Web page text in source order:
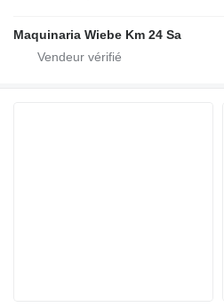
Maquinaria Wiebe Km 24 Sa